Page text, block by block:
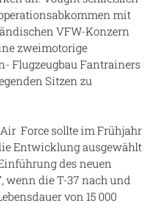
mit
VFW-Konzern
zweimotorige
Flugzeugbau Fantrainers
Sitzen zu
Force sollte im Frühjahr
Entwicklung ausgewählt
des neuen
wenn die T-37 nach und
von 15 000